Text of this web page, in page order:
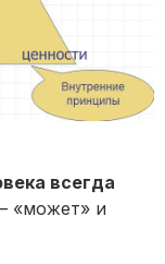
всегда
– «может» и